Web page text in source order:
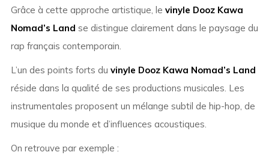
Grâce à cette approche artistique, le vinyle Dooz Kawa
Nomad’s Land se distingue clairement dans le paysage du
rap français contemporain.
L’un des points forts du vinyle Dooz Kawa Nomad’s Land
réside dans la qualité de ses productions musicales. Les
instrumentales proposent un mélange subtil de hip-hop, de
musique du monde et d’influences acoustiques.
On retrouve par exemple :